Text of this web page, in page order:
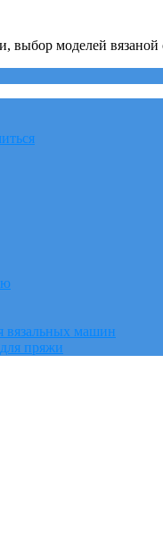
выбор моделей вязаной
вязальных машин
пряжи